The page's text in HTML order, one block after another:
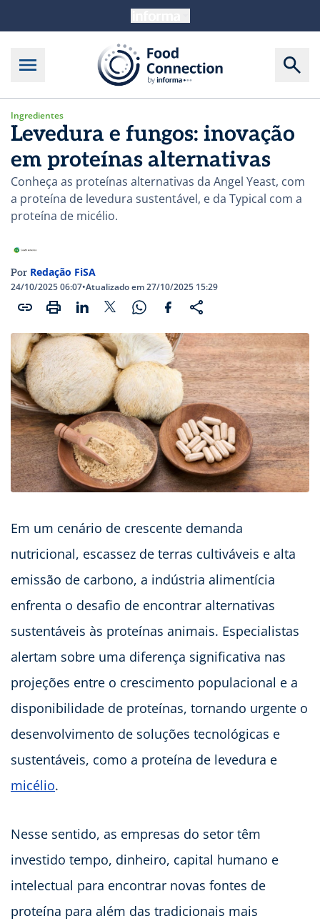
Ingredientes
Levedura e fungos: inovação
em proteínas alternativas
Conheça as proteínas alternativas da Angel Yeast, com
a proteína de levedura sustentável, e da Typical com a
proteína de micélio.
Por Redação FiSA
24/10/2025 06:07•Atualizado em 27/10/2025 15:29
Em um cenário de crescente demanda
nutricional, escassez de terras cultiváveis e alta
emissão de carbono, a indústria alimentícia
enfrenta o desafio de encontrar alternativas
sustentáveis às proteínas animais. Especialistas
alertam sobre uma diferença significativa nas
projeções entre o crescimento populacional e a
disponibilidade de proteínas, tornando urgente o
desenvolvimento de soluções tecnológicas e
sustentáveis, como a proteína de levedura e
micélio.
Nesse sentido, as empresas do setor têm
investido tempo, dinheiro, capital humano e
intelectual para encontrar novas fontes de
proteína para além das tradicionais mais